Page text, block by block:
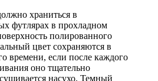
храниться в
футлярах в прохладном
полированного
цвет сохраняются в
времени, если после каждого
оно тщательно
насухо. Темный